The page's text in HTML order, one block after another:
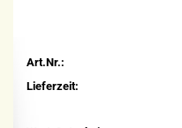
Art.Nr.:
Lieferzeit: